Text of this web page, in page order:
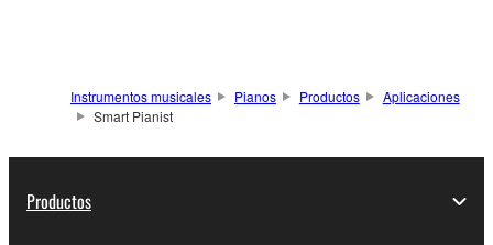
Instrumentos musicales Pianos Productos
Aplicaciones
Smart Pianist
Productos